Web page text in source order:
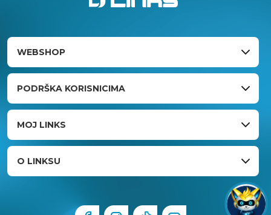
WEBSHOP
PODRŠKA KORISNICIMA
MOJ LINKS
O LINKSU